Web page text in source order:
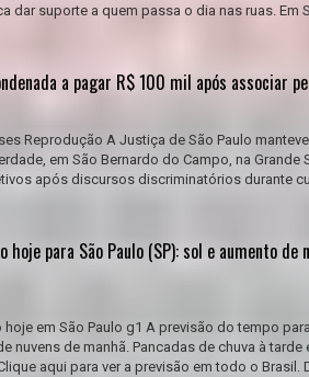
dar suporte a quem passa o dia nas ruas. Em
a pagar R$ 100 mil após associar
Reprodução A Justiça de São Paulo
em São Bernardo do Campo, na
após discursos discriminatórios durante
hoje para São Paulo (SP): sol e aumento de
em São Paulo g1 A previsão do tempo
nuvens de manhã. Pancadas de chuva à
aqui para ver a previsão em todo o